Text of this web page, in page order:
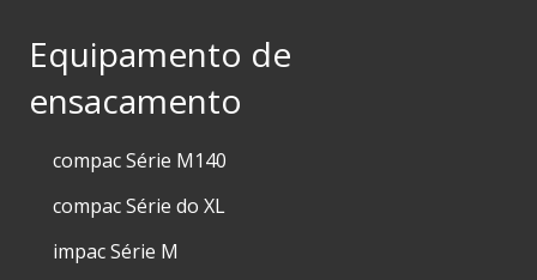
Equipamento de
ensacamento
compac Série M140
compac Série do XL
impac Série M